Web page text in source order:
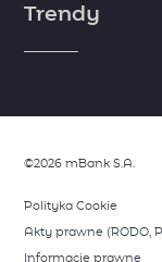
wiedzy i
Trendy
zobacz więcej
©2026 mBank S.A.
Polityka Cookie
Akty prawne (RODO,
Informacje prawne